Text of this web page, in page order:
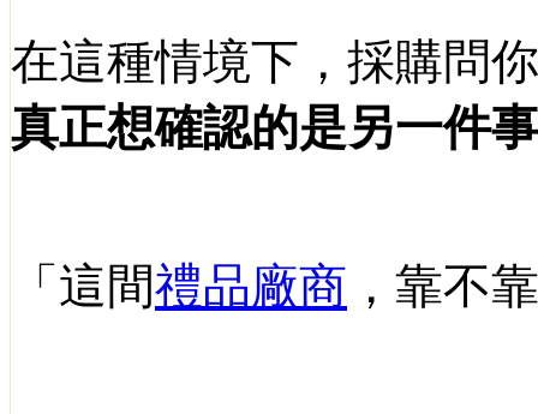
在這種情境下，採購問
真正想確認的是另一件事
「這間禮品廠商 ，靠不